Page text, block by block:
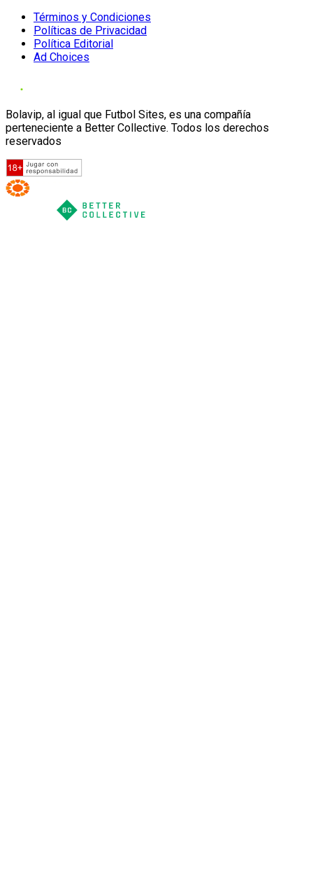
Términos y Condiciones
Políticas de Privacidad
Política Editorial
Ad Choices
Bolavip, al igual que Futbol Sites, es una compañía
perteneciente a Better Collective. Todos los derechos
reservados